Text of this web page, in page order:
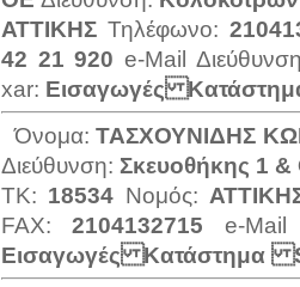
ΑΤΤΙΚΗΣ Τηλέφωνο:
42 21 920 e-Mail
xar: Εισαγωγές
Όνομα:ΤΑΣΧΟΥΝΙΔΗΣ
Διεύθυνση: Σκευοθήκης 1 &
ΤΚ: 18534 Νομός:
FAX:2104132715
e-
Εισαγωγές Κατάστημα